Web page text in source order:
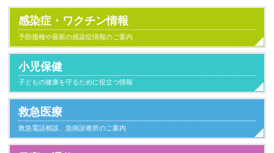
会長挨拶
沿革
医会活動の紹介
組織・役員名簿
定款
感染症・ワクチン情報
予防接種や最新の感染症情報のご案内
小児保健
子どもの健康を守るために役立つ情報
救急医療
救急電話相談、急病診療所のご案内